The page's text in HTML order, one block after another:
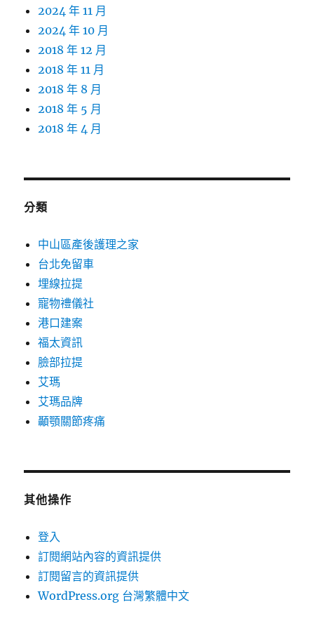
2024 年 11 月
2024 年 10 月
2018 年 12 月
2018 年 11 月
2018 年 8 月
2018 年 5 月
2018 年 4 月
分類
中山區產後護理之家
台北免留車
埋線拉提
寵物禮儀社
港口建案
福太資訊
臉部拉提
艾瑪
艾瑪品牌
顳顎關節疼痛
其他操作
登入
訂閱網站內容的資訊提供
訂閱留言的資訊提供
WordPress.org 台灣繁體中文